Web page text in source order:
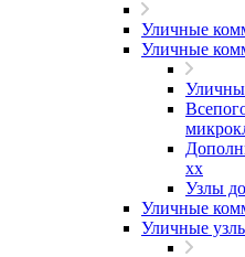
Уличные
Уличные
xx
Узлы
Уличные
Уличные